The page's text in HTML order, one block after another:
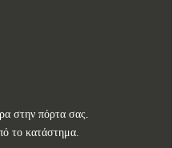
στην πόρτα σας.
το κατάστημα.